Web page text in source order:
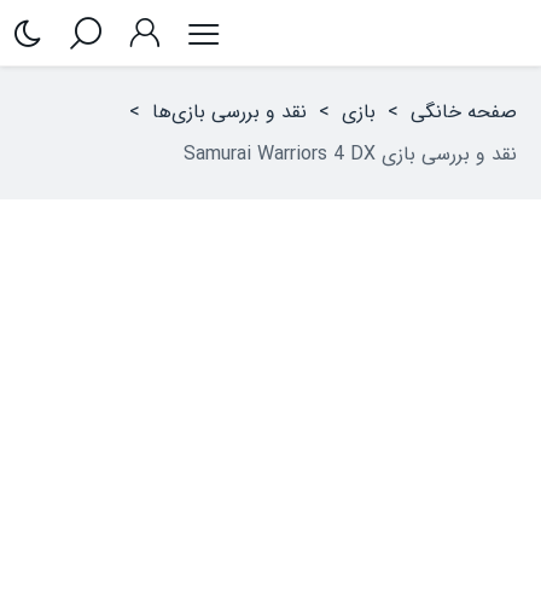
صفحه خانگی > بازی > نقد و بررسی بازی‌ها >
نقد و بررسی بازی Samurai Warriors 4 DX